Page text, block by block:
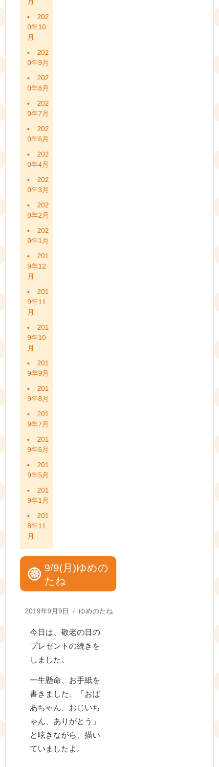
月
202
0年10
月
202
0年9月
202
0年8月
202
0年7月
202
0年6月
202
0年4月
202
0年3月
202
0年2月
202
0年1月
201
9年12
月
201
9年11
月
201
9年10
月
201
9年9月
201
9年8月
201
9年7月
201
9年6月
201
9年5月
201
9年1月
201
8年11
月
9/9(月)ゆめの
たね
Posted
2019年9月9日 Categories
ゆめのたね
今日は、敬老の日の
プレゼントの続きを
しました。
一生懸命、お手紙を
書きました。「おば
あちゃん、おじいち
ゃん、ありがとう」
と呟きながら、描い
ていましたよ。